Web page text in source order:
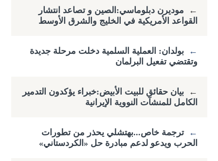
←
موديرن دبلوماسي:الصين و تصاعد انتشار
القواعد الأمريكية في الخليج والشرق الأوسط
←
بولدان: العملية السلمية دخلت مرحلة جديدة
وتقتضي ​تفعيل البرلمان
←
بيان حقائق للبيت الأبيض:خبراء يؤكدون التدمير
الكامل للمنشآت النووية الإيرانية
← ترجمة خاص...بهتشلي يحذر من تطورات
الحرب ويدعو لدعم مبادرة حل «الكردستاني»